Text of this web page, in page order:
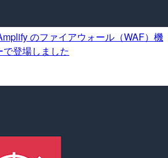
のファイアウォール（WAF）機
登場しました